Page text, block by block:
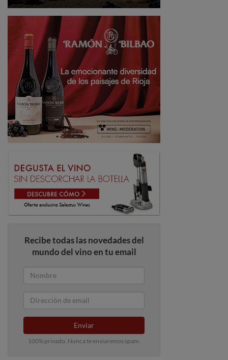
Recibe todas las novedades del
mundo del vino en tu email
Enviar
100% privado. Nunca te enviaremos spam.